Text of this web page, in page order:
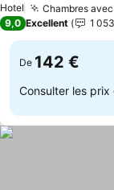
Hotel Chambres
9,0 Excellent 1 053
De 142 €
Consulter les prix